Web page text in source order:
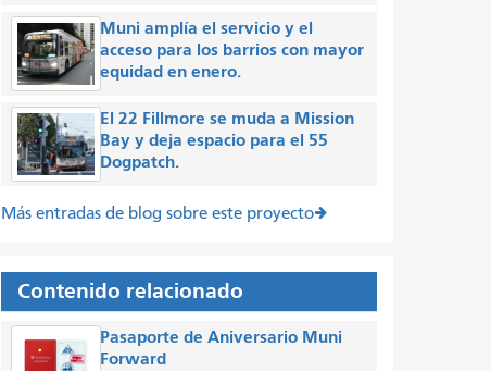
Muni amplía el servicio y el
acceso para los barrios con mayor
equidad en enero.
El 22 Fillmore se muda a Mission
Bay y deja espacio para el 55
Dogpatch.
Más entradas de blog sobre este proyecto
Contenido relacionado
Pasaporte de Aniversario Muni
Forward